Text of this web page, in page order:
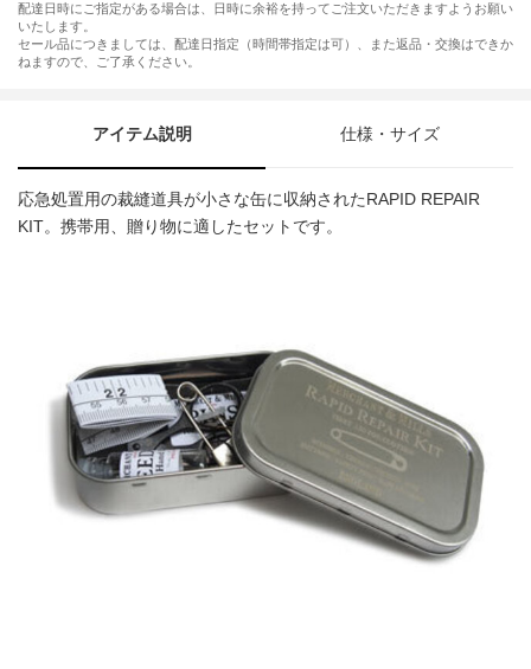
配達日時にご指定がある場合は、日時に余裕を持ってご注文いただきますようお願い
いたします。
セール品につきましては、配達日指定（時間帯指定は可）、また返品・交換はできか
ねますので、ご了承ください。
アイテム説明 仕様・サイズ
応急処置用の裁縫道具が小さな缶に収納されたRAPID REPAIR
KIT。携帯用、贈り物に適したセットです。